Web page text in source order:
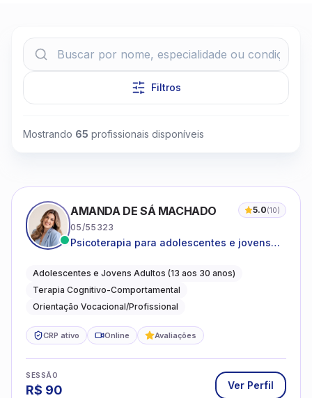
Filtros
Mostrando 65 profissionais disponíveis
AMANDA DE SÁ MACHADO 5.0(10)
05/55323
Psicoterapia para adolescentes e jovens
autoestima, relações e orientação
profissional
Adolescentes e Jovens Adultos (13 aos 30 anos)
Terapia Cognitivo-Comportamental
Orientação Vocacional/Profissional
CRP ativo Online Avaliações
SESSÃO
R$ 90 Ver Perfil